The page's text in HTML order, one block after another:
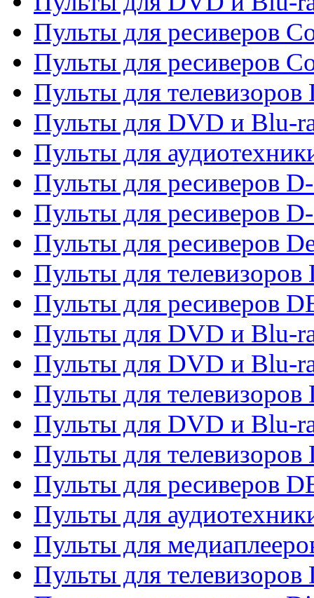
Пульты для ресиверов
Пульты для ресиверов
Пульты для телевизоров
Пульты для DVD и Blu-
Пульты для
Пульты для ресиверов
Пульты для ресиверов
Пульты для ресиверов
Пульты для телевизоров
Пульты для ресиверов
Пульты для DVD и Blu-
Пульты для DVD и Blu-
Пульты для
Пульты для DVD и Blu-
Пульты для телевизоров
Пульты для ресиверов
Пульты для
Пульты для
Пульты для телевизоров